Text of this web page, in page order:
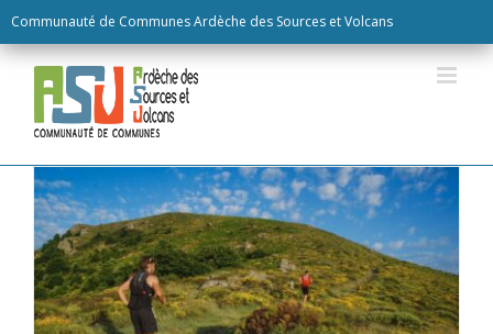
Communauté de Communes Ardèche des Sources et Volcans
to
content